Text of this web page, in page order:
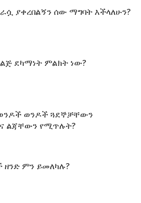
ያቀረበልኝን ሰው ማግባት እችላለሁን?
ደካማነት ምልክት ነው?
ወንዶች ጓደኞቻቸውን
ልጃቸውን የሚጥሉት?
ዘንድ ምን ይመለካሉ?